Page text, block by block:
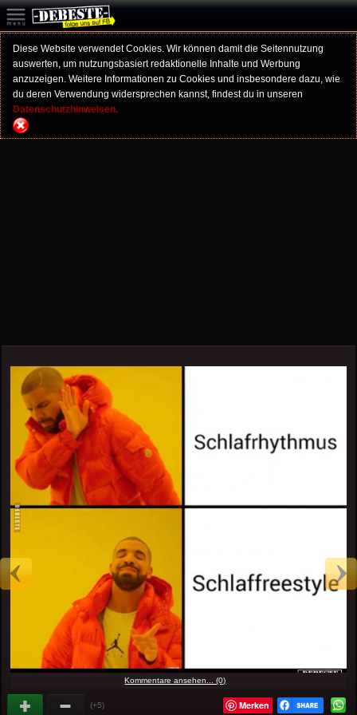
Diese Website verwendet Cookies. Wir können damit die Seitennutzung
auswerten, um nutzungsbasiert redaktionelle Inhalte und Werbung
anzuzeigen. Weitere Informationen zu Cookies und insbesondere dazu, wie
du deren Verwendung widersprechen kannst, findest du in unseren
Datenschutzhinweisen.
Kommentare ansehen... (0)
(+5) Merken